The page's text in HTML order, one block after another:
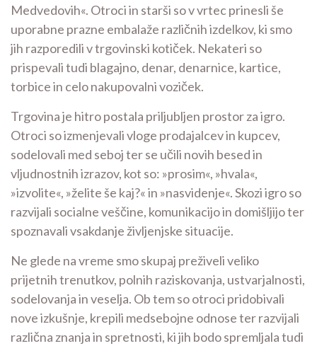
Medvedovih«. Otroci in starši so v vrtec prinesli še
uporabne prazne embalaže različnih izdelkov, ki smo
jih razporedili v trgovinski kotiček. Nekateri so
prispevali tudi blagajno, denar, denarnice, kartice,
torbice in celo nakupovalni voziček.
Trgovina je hitro postala priljubljen prostor za igro.
Otroci so izmenjevali vloge prodajalcev in kupcev,
sodelovali med seboj ter se učili novih besed in
vljudnostnih izrazov, kot so: »prosim«, »hvala«,
»izvolite«, »želite še kaj?« in »nasvidenje«. Skozi igro so
razvijali socialne veščine, komunikacijo in domišljijo ter
spoznavali vsakdanje življenjske situacije.
Ne glede na vreme smo skupaj preživeli veliko
prijetnih trenutkov, polnih raziskovanja, ustvarjalnosti,
sodelovanja in veselja. Ob tem so otroci pridobivali
nove izkušnje, krepili medsebojne odnose ter razvijali
različna znanja in spretnosti, ki jih bodo spremljala tudi